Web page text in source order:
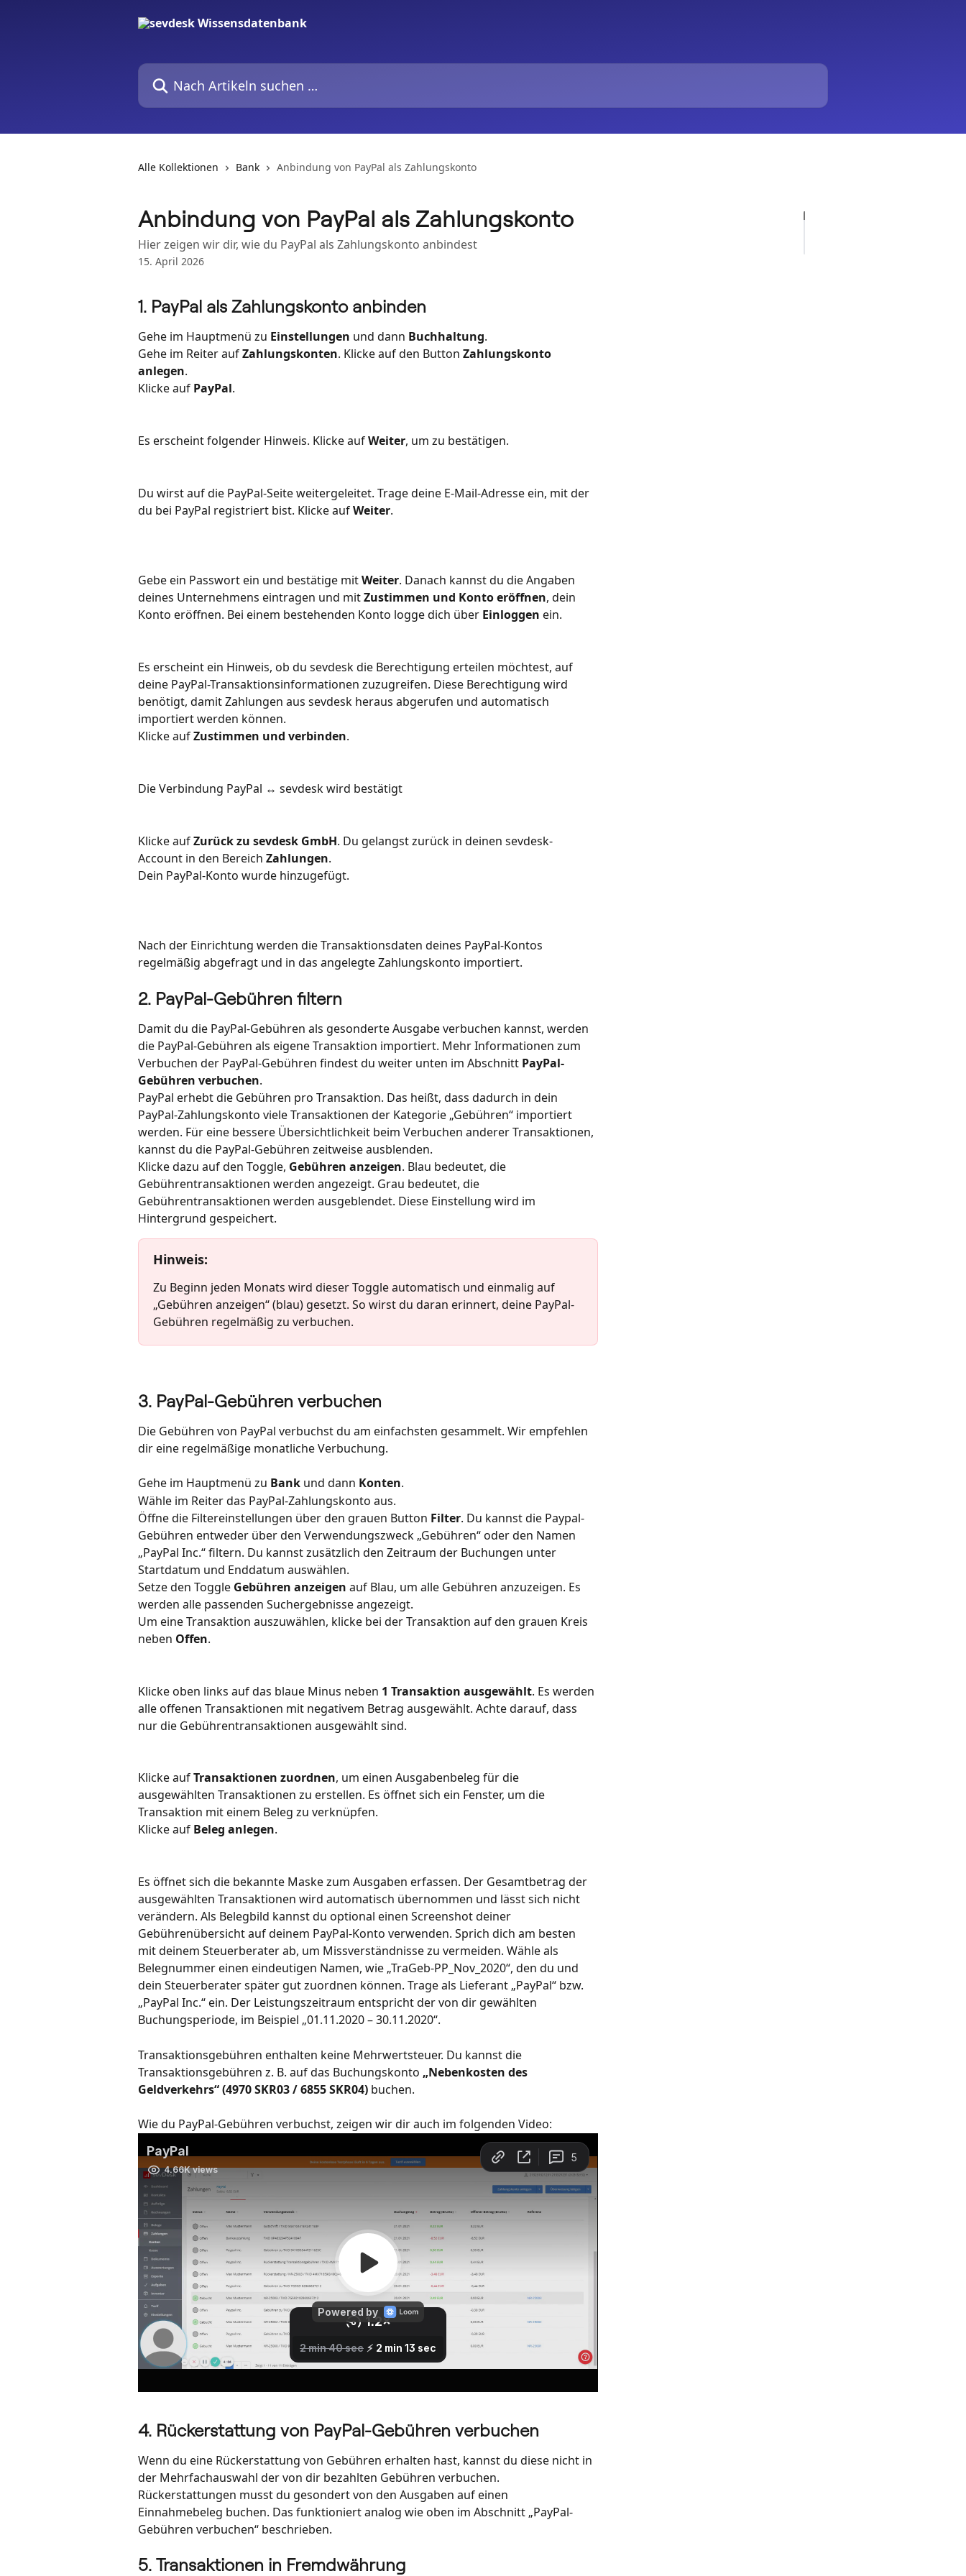
Nach Artikeln suchen …
Alle Kollektionen Bank Anbindung von PayPal als Zahlungskonto
Anbindung von PayPal als Zahlungskonto
Hier zeigen wir dir, wie du PayPal als Zahlungskonto anbindest
15. April 2026
1. PayPal als Zahlungskonto anbinden
Gehe im Hauptmenü zu Einstellungen und dann Buchhaltung.
Gehe im Reiter auf Zahlungskonten. Klicke auf den Button Zahlungskonto
anlegen.
Klicke auf PayPal.
Es erscheint folgender Hinweis. Klicke auf Weiter, um zu bestätigen.
Du wirst auf die PayPal-Seite weitergeleitet. Trage deine E-Mail-Adresse ein, mit der
du bei PayPal registriert bist. Klicke auf Weiter.
Gebe ein Passwort ein und bestätige mit Weiter. Danach kannst du die Angaben
deines Unternehmens eintragen und mit Zustimmen und Konto eröffnen, dein
Konto eröffnen. Bei einem bestehenden Konto logge dich über Einloggen ein.
Es erscheint ein Hinweis, ob du sevdesk die Berechtigung erteilen möchtest, auf
deine PayPal-Transaktionsinformationen zuzugreifen. Diese Berechtigung wird
benötigt, damit Zahlungen aus sevdesk heraus abgerufen und automatisch
importiert werden können.
Klicke auf Zustimmen und verbinden.
Die Verbindung PayPal ↔ sevdesk wird bestätigt
Klicke auf Zurück zu sevdesk GmbH. Du gelangst zurück in deinen sevdesk-
Account in den Bereich Zahlungen.
Dein PayPal-Konto wurde hinzugefügt.
Nach der Einrichtung werden die Transaktionsdaten deines PayPal-Kontos
regelmäßig abgefragt und in das angelegte Zahlungskonto importiert.
2. PayPal-Gebühren filtern
Damit du die PayPal-Gebühren als gesonderte Ausgabe verbuchen kannst, werden
die PayPal-Gebühren als eigene Transaktion importiert. Mehr Informationen zum
Verbuchen der PayPal-Gebühren findest du weiter unten im Abschnitt PayPal-
Gebühren verbuchen.
PayPal erhebt die Gebühren pro Transaktion. Das heißt, dass dadurch in dein
PayPal-Zahlungskonto viele Transaktionen der Kategorie „Gebühren“ importiert
werden. Für eine bessere Übersichtlichkeit beim Verbuchen anderer Transaktionen,
kannst du die PayPal-Gebühren zeitweise ausblenden.
Klicke dazu auf den Toggle, Gebühren anzeigen. Blau bedeutet, die
Gebührentransaktionen werden angezeigt. Grau bedeutet, die
Gebührentransaktionen werden ausgeblendet. Diese Einstellung wird im
Hintergrund gespeichert.
Hinweis:
Zu Beginn jeden Monats wird dieser Toggle automatisch und einmalig auf
„Gebühren anzeigen“ (blau) gesetzt. So wirst du daran erinnert, deine PayPal-
Gebühren regelmäßig zu verbuchen.
3. PayPal-Gebühren verbuchen
Die Gebühren von PayPal verbuchst du am einfachsten gesammelt. Wir empfehlen
dir eine regelmäßige monatliche Verbuchung.
Gehe im Hauptmenü zu Bank und dann Konten.
Wähle im Reiter das PayPal-Zahlungskonto aus.
Öffne die Filtereinstellungen über den grauen Button Filter. Du kannst die Paypal-
Gebühren entweder über den Verwendungszweck „Gebühren“ oder den Namen
„PayPal Inc.“ filtern. Du kannst zusätzlich den Zeitraum der Buchungen unter
Startdatum und Enddatum auswählen.
Setze den Toggle Gebühren anzeigen auf Blau, um alle Gebühren anzuzeigen. Es
werden alle passenden Suchergebnisse angezeigt.
Um eine Transaktion auszuwählen, klicke bei der Transaktion auf den grauen Kreis
neben Offen.
Klicke oben links auf das blaue Minus neben 1 Transaktion ausgewählt. Es werden
alle offenen Transaktionen mit negativem Betrag ausgewählt. Achte darauf, dass
nur die Gebührentransaktionen ausgewählt sind.
Klicke auf Transaktionen zuordnen, um einen Ausgabenbeleg für die
ausgewählten Transaktionen zu erstellen. Es öffnet sich ein Fenster, um die
Transaktion mit einem Beleg zu verknüpfen.
Klicke auf Beleg anlegen.
Es öffnet sich die bekannte Maske zum Ausgaben erfassen. Der Gesamtbetrag der
ausgewählten Transaktionen wird automatisch übernommen und lässt sich nicht
verändern. Als Belegbild kannst du optional einen Screenshot deiner
Gebührenübersicht auf deinem PayPal-Konto verwenden. Sprich dich am besten
mit deinem Steuerberater ab, um Missverständnisse zu vermeiden. Wähle als
Belegnummer einen eindeutigen Namen, wie „TraGeb-PP_Nov_2020“, den du und
dein Steuerberater später gut zuordnen können. Trage als Lieferant „PayPal“ bzw.
„PayPal Inc.“ ein. Der Leistungszeitraum entspricht der von dir gewählten
Buchungsperiode, im Beispiel „01.11.2020 – 30.11.2020“.
Transaktionsgebühren enthalten keine Mehrwertsteuer. Du kannst die
Transaktionsgebühren z. B. auf das Buchungskonto „Nebenkosten des
Geldverkehrs“(4970 SKR03 / 6855 SKR04) buchen.
Wie du PayPal-Gebühren verbuchst, zeigen wir dir auch im folgenden Video:
4. Rückerstattung von PayPal-Gebühren verbuchen
Wenn du eine Rückerstattung von Gebühren erhalten hast, kannst du diese nicht in
der Mehrfachauswahl der von dir bezahlten Gebühren verbuchen.
Rückerstattungen musst du gesondert von den Ausgaben auf einen
Einnahmebeleg buchen. Das funktioniert analog wie oben im Abschnitt „PayPal-
Gebühren verbuchen“ beschrieben.
5. Transaktionen in Fremdwährung